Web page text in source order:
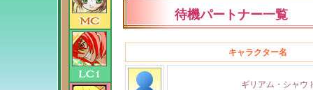
待機パートナー一覧
キャラクター名
ギリアム・シャウ